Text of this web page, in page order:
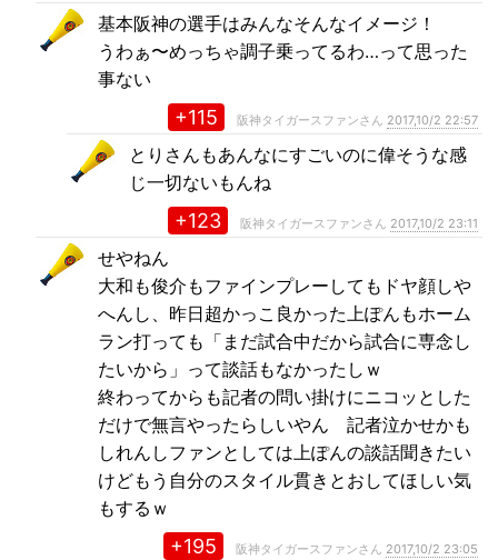
基本阪神の選手はみんなそんなイメージ！
うわぁ〜めっちゃ調子乗ってるわ…って思った
事ない
+115 阪神タイガースファンさん 2017,10/2 22:57
とりさんもあんなにすごいのに偉そうな感
じ一切ないもんね
+123 阪神タイガースファンさん 2017,10/2 23:11
せやねん
大和も俊介もファインプレーしてもドヤ顔しや
へんし、昨日超かっこ良かった上ぽんもホーム
ラン打っても「まだ試合中だから試合に専念し
たいから」って談話もなかったしｗ
終わってからも記者の問い掛けにニコッとした
だけで無言やったらしいやん 記者泣かせかも
しれんしファンとしては上ぽんの談話聞きたい
けどもう自分のスタイル貫きとおしてほしい気
もするｗ
+195 阪神タイガースファンさん 2017,10/2 23:05